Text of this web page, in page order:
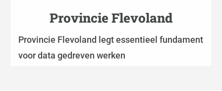
Provincie Flevoland
Provincie Flevoland legt essentieel fundament
voor data gedreven werken